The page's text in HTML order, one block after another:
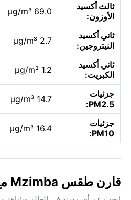
ثالث أكسيد
الأوزون:
69.0 µg/m³
ثاني أكسيد
النيتروجين:
2.7 µg/m³
ثاني أكسيد
الكبريت:
1.2 µg/m³
جزئيات
PM2.5:
14.7 µg/m³
جزئيات
PM10:
16.4 µg/m³
قارن طقس Mzimba مع مدينة أخرى